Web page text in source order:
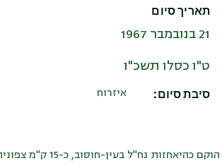
תאריך סיום
21 בנובמבר 1967
ט"ו כסלו תשכ"ו
סיבת סיום: איזרוח
ההיאחזות ה-33 של הנח"ל.